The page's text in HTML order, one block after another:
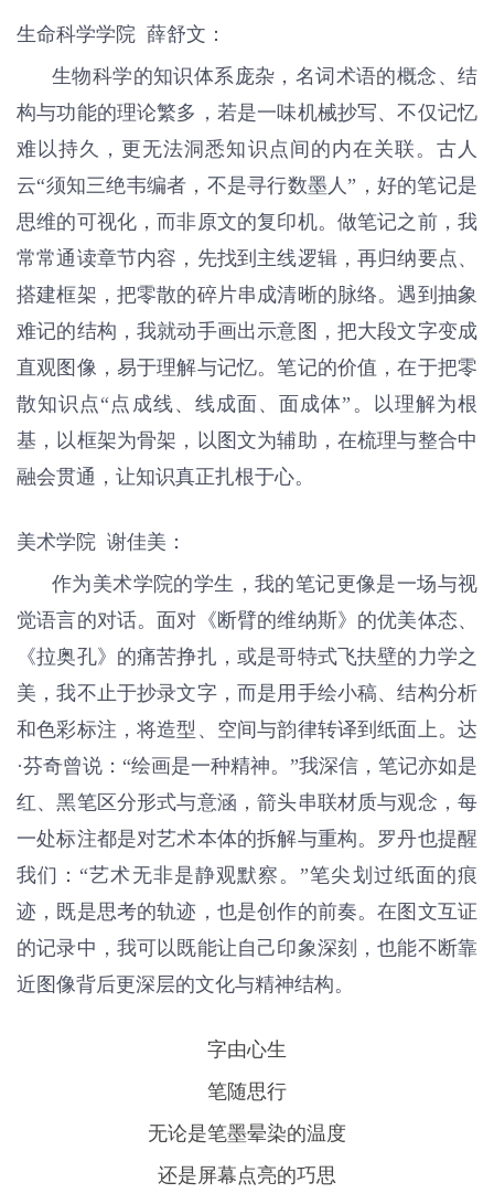
生命科学学院 薛舒文：
生物科学的知识体系庞杂，名词术语的概念、结
构与功能的理论繁多，若是一味机械抄写、不仅记忆
难以持久，更无法洞悉知识点间的内在关联。古人
云“须知三绝韦编者，不是寻行数墨人”，好的笔记是
思维的可视化，而非原文的复印机。做笔记之前，我
常常通读章节内容，先找到主线逻辑，再归纳要点、
搭建框架，把零散的碎片串成清晰的脉络。遇到抽象
难记的结构，我就动手画出示意图，把大段文字变成
直观图像，易于理解与记忆。笔记的价值，在于把零
散知识点“点成线、线成面、面成体”。以理解为根
基，以框架为骨架，以图文为辅助，在梳理与整合中
融会贯通，让知识真正扎根于心。
美术学院 谢佳美：
作为美术学院的学生，我的笔记更像是一场与视
觉语言的对话。面对《断臂的维纳斯》的优美体态、
《拉奥孔》的痛苦挣扎，或是哥特式飞扶壁的力学之
美，我不止于抄录文字，而是用手绘小稿、结构分析
和色彩标注，将造型、空间与韵律转译到纸面上。达
·芬奇曾说：“绘画是一种精神。”我深信，笔记亦如是
红、黑笔区分形式与意涵，箭头串联材质与观念，每
一处标注都是对艺术本体的拆解与重构。罗丹也提醒
我们：“艺术无非是静观默察。”笔尖划过纸面的痕
迹，既是思考的轨迹，也是创作的前奏。在图文互证
的记录中，我可以既能让自己印象深刻，也能不断靠
近图像背后更深层的文化与精神结构。
字由心生
笔随思行
无论是笔墨晕染的温度
还是屏幕点亮的巧思